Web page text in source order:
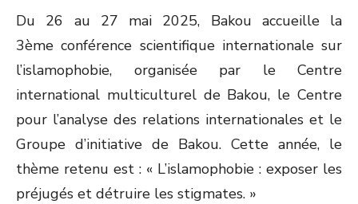
Du 26 au 27 mai 2025, Bakou accueille la
3ème conférence scientifique internationale sur
l’islamophobie, organisée par le Centre
international multiculturel de Bakou, le Centre
pour l’analyse des relations internationales et le
Groupe d’initiative de Bakou. Cette année, le
thème retenu est : « L’islamophobie : exposer les
préjugés et détruire les stigmates. »